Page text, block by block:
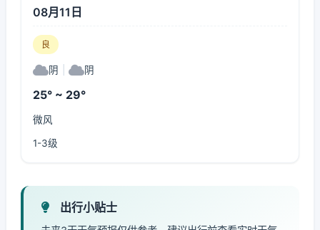
08月11日
良
阴 阴
25° ~ 29°
微风
1-3级
出行小贴士